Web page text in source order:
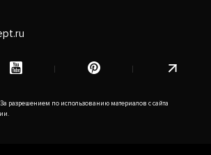
разрешением по использованию материалов с сайта